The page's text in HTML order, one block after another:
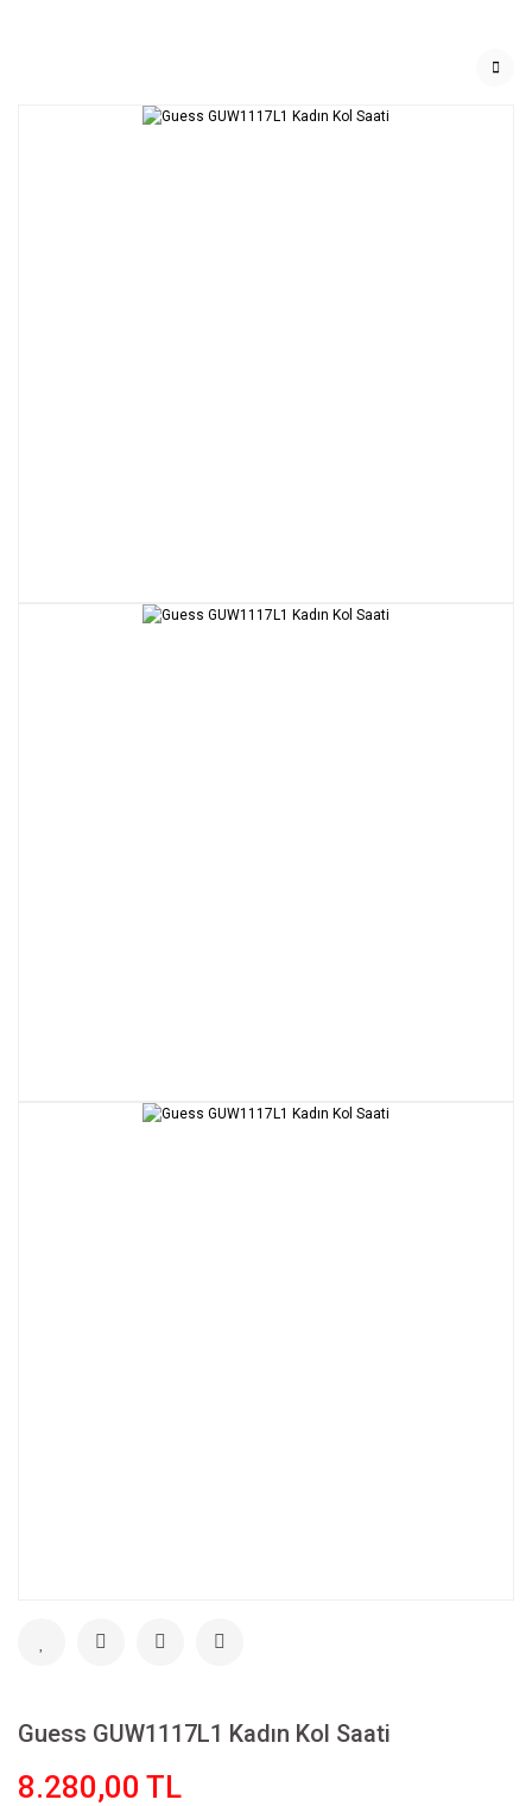
Guess GUW1117L1 Kadın Kol Saati
8.280,00 TL